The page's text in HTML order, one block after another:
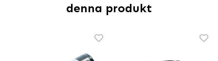
denna produkt